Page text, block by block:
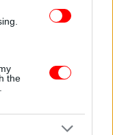
the